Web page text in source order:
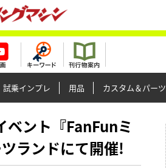
試乗インプレ 用品 カスタム＆パーツ
ント『FanFunミ
ランドにて開催!